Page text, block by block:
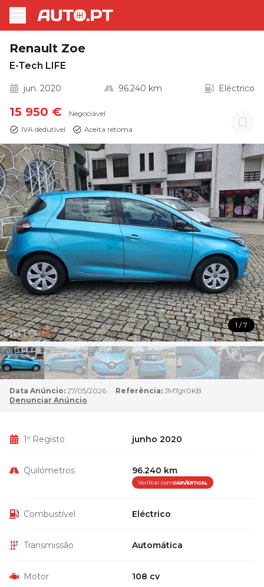
Renault Zoe
E-Tech LIFE
jun. 2020 96.240 km Eléctrico
15 950 €
Negociável
IVA dedutível
Aceita retoma
1 / 7
Data Anúncio: 27/05/2026 Referência: JM7gY0KB
Denunciar Anúncio
1º Registo junho 2020
Quilómetros 96.240 km
Verificar com
Combustível Eléctrico
Transmissão Automática
Motor 108 cv